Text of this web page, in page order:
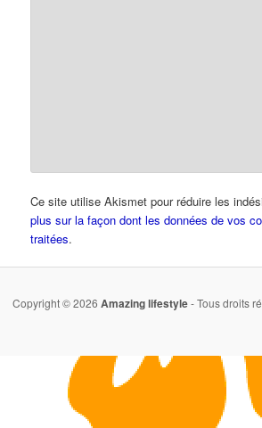
Ce site utilise Akismet pour réduire les
plus sur la façon dont les données de vos
traitées.
Copyright © 2026 Amazing lifestyle- Tous droits